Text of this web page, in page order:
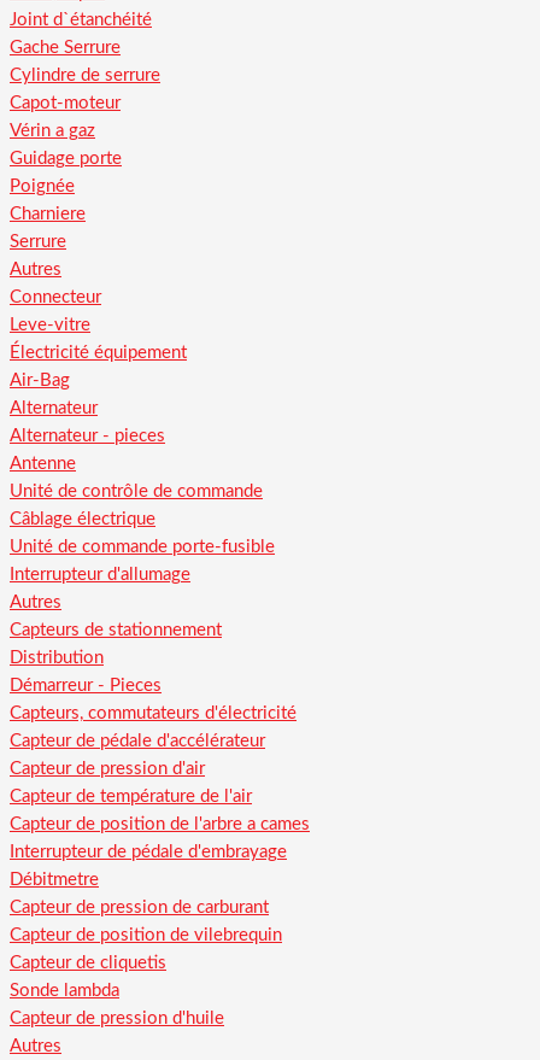
Joint d`étanchéité
Gache Serrure
Cylindre de serrure
Capot-moteur
Vérin a gaz
Guidage porte
Poignée
Charniere
Serrure
Autres
Connecteur
Leve-vitre
Électricité équipement
Air-Bag
Alternateur
Alternateur - pieces
Antenne
Unité de contrôle de commande
Câblage électrique
Unité de commande porte-fusible
Interrupteur d'allumage
Autres
Capteurs de stationnement
Distribution
Démarreur - Pieces
Capteurs, commutateurs d'électricité
Capteur de pédale d'accélérateur
Capteur de pression d'air
Capteur de température de l'air
Capteur de position de l'arbre a cames
Interrupteur de pédale d'embrayage
Débitmetre
Capteur de pression de carburant
Capteur de position de vilebrequin
Capteur de cliquetis
Sonde lambda
Capteur de pression d'huile
Autres